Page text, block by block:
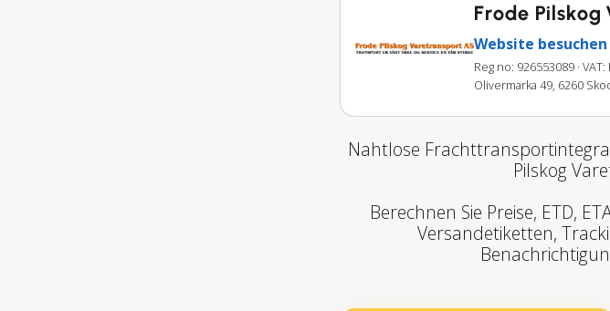
Frode
Website besuchen
Reg no: 926553089 ·
Olivermarka 49, 6260
Nahtlose
Pilskog
Berechnen Sie Preise, ETD,
Versandetiketten,